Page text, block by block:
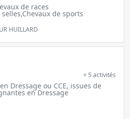
de races
de sports
HUILLARD
+ 5 activités
Dressage ou CCE, issues de
en Dressage